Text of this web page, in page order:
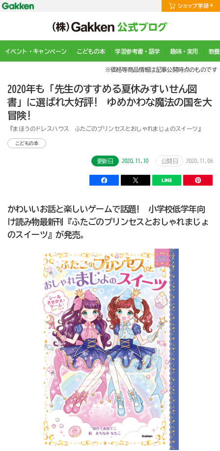
イベント・キャンペーン こどもの本 学習参考書・語学 趣味・実用 教
※価格等商品情報は記事公開時点のものです
2020年も「先生のすすめる夏休みすいせん図
書」に選ばれ大好評! ゆめかわな魔法の国を大
冒険!
『まほうのドレスハウス ふたごのプリンセスとおしゃれまじょのスイーツ』
こどもの本
更新日 2020.11.10 公開日 2020.11.06
かわいいお話と楽しいゲームで話題! 小学校低学年向
け読み物最新刊『ふたごのプリンセスとおしゃれまじょ
のスイーツ』が発売。